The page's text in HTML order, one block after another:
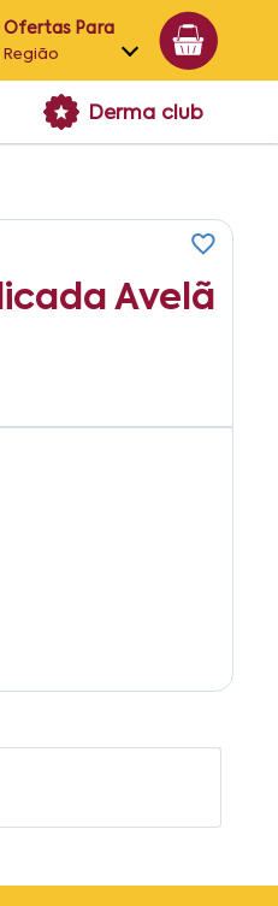
Ofertas Para
Região
Alagoas
Derma club
Avelã